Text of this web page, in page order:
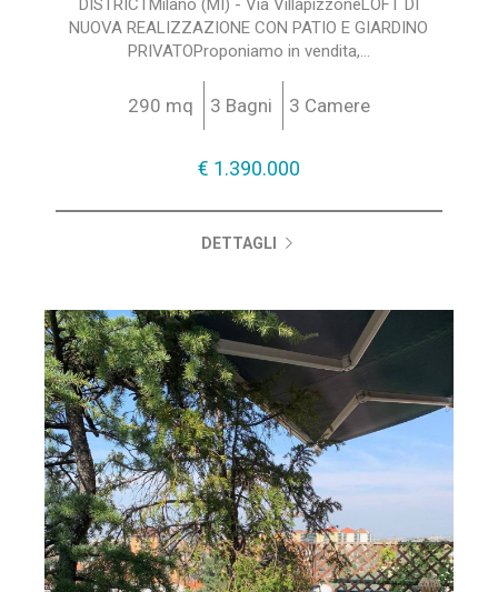
DISTRICTMilano (MI) - Via VillapizzoneLOFT DI
NUOVA REALIZZAZIONE CON PATIO E GIARDINO
PRIVATOProponiamo in vendita,...
290 mq 3 Bagni 3 Camere
€ 1.390.000
DETTAGLI